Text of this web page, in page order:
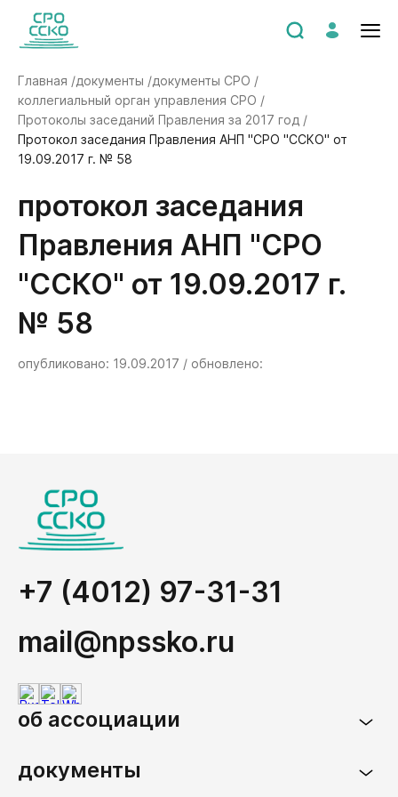
Главная /документы /документы СРО /
коллегиальный орган управления СРО /
Протоколы заседаний Правления за 2017 год /
Протокол заседания Правления АНП "СРО "ССКО" от
19.09.2017 г. № 58
Протокол заседания
Правления АНП "СРО
"ССКО" от 19.09.2017 г.
№ 58
опубликовано: 19.09.2017 / обновлено:
+7 (4012) 97-31-31
mail@npssko.ru
об ассоциации
документы